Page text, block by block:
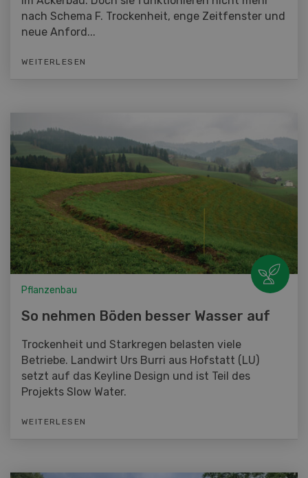
nach Schema F. Trockenheit, enge Zeitfenster und
neue Anford...
WEITERLESEN
Pflanzenbau
So nehmen Böden besser Wasser auf
Trockenheit und Starkregen belasten viele
Betriebe. Landwirt Urs Burri aus Hofstatt (LU)
setzt auf das Keyline Design und ist Teil des
Projekts Slow Water.
WEITERLESEN